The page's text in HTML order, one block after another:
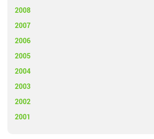
2008
2007
2006
2005
2004
2003
2002
2001